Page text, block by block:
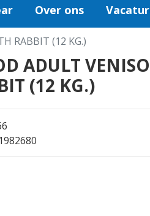
Over ons
RABBIT (12 KG.)
ADULT
(12 KG.)